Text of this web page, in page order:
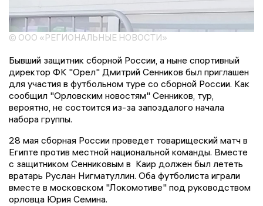
© ООО «РЕГИОНАЛЬНЫЕ НОВОСТИ»
Бывший защитник сборной России, а ныне спортивный
директор ФК "Орел" Дмитрий Сенников был приглашен
для участия в футбольном туре со сборной России. Как
сообщил "Орловским новостям" Сенников, тур,
вероятно, не состоится из-за запоздалого начала
набора группы.
28 мая сборная России проведет товарищеский матч в
Египте против местной национальной команды. Вместе
с защитником Сенниковым в Каир должен был лететь
вратарь Руслан Нигматуллин. Оба футболиста играли
вместе в московском "Локомотиве" под руководством
орловца Юрия Семина.